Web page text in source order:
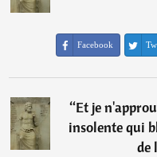
Facebook
“Et je
insolente qui
de